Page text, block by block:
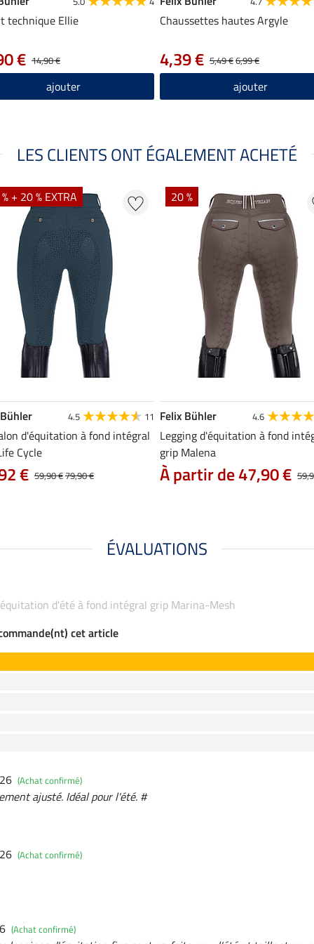
technique Ellie
14,90 €
€
ajouter
Chaussettes hautes Argyle
5,49 €6,99 €
4,39 €
ajouter
LES CLIENTS ONT ÉGALEMENT ACHETÉ
+ 20 % EXTRA
4.5 11
d'équitation à fond intégral
Cycle
59,90 €79,90 €
€
20 %
Felix Bühler 4.6
Legging d'équitation à fond
grip Malena
À partir de 47,90 €
ÉVALUATIONS
d'été à fond intégral grip Marina-Mesh
cet article
(Achat confirmé)
ajusté. Idéal pour l'été. #
(Achat confirmé)
(Achat confirmé)